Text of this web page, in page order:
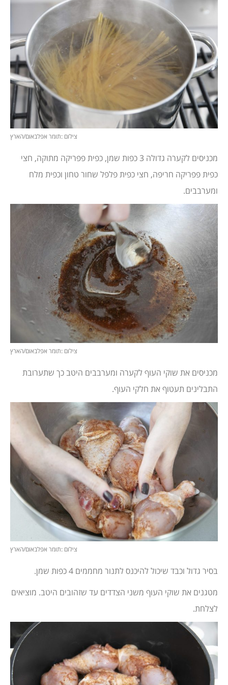
צילום :תומר אפלבאום/הארץ
מכניסים לקערה גדולה 3 כפות שמן, כפית פפריקה מתוקה, חצי
כפית פפריקה חריפה, חצי כפית פלפל שחור טחון וכפית מלח
ומערבבים.
צילום :תומר אפלבאום/הארץ
מכניסים את שוקי העוף לקערה ומערבבים היטב כך שתערובת
התבלינים תעטוף את חלקי העוף.
צילום :תומר אפלבאום/הארץ
בסיר גדול וכבד שיכול להיכנס לתנור מחממים 4 כפות שמן.
מטגנים את שוקי העוף משני הצדדים עד שזהובים היטב. מוציאים
לצלחת.